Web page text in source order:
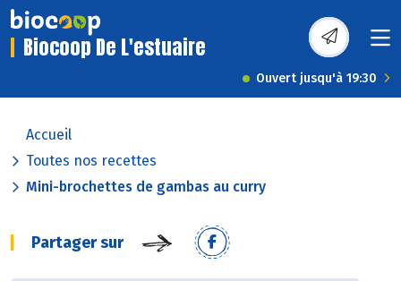
Biocoop De L'estuaire
Ouvert jusqu'à 19:30
Accueil
Toutes nos recettes
Mini-brochettes de gambas au curry
Partager sur